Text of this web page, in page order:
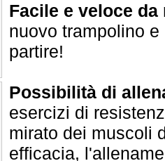
Facile e veloce da
nuovo trampolino
partire!
Possibilità di
esercizi di
mirato dei muscoli
efficacia,